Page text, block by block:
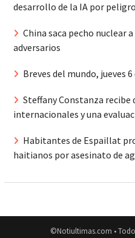
desarrollo de la IA por
China saca pecho nuclear
adversarios
Breves del mundo, jueves
Steffany Constanza recibe
internacionales y una
Habitantes de Espaillat
haitianos por asesinato de
©Notiultimas.com •